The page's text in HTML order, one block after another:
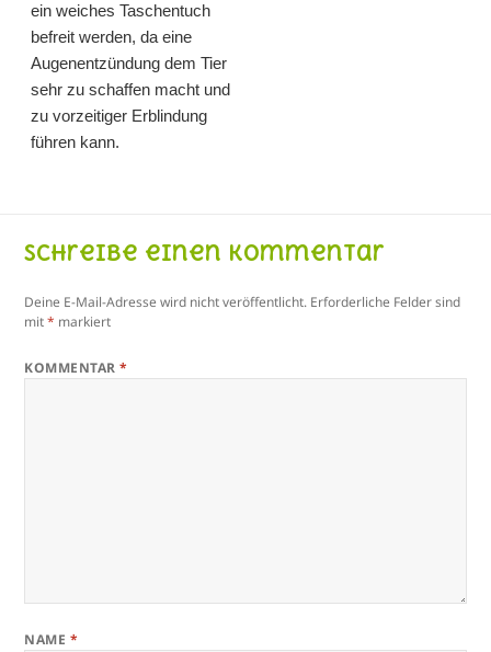
ein weiches Taschentuch
befreit werden, da eine
Augenentzündung dem Tier
sehr zu schaffen macht und
zu vorzeitiger Erblindung
führen kann.
Schreibe einen Kommentar
Deine E-Mail-Adresse wird nicht veröffentlicht. Erforderliche Felder sind
mit* markiert
KOMMENTAR*
NAME *